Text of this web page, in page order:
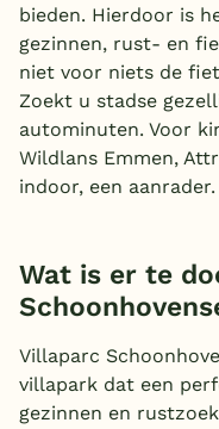
bieden. Hierdoor is
gezinnen, rust- en
niet voor niets de
Zoekt u stadse
autominuten. Voor
Wildlans Emmen,
indoor, een aanrader.
Wat is er te
Villaparc
villapark dat een
gezinnen en